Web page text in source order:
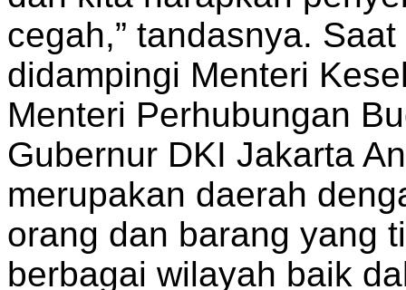
cegah,” tandasnya.
didampingi Menteri
Menteri Perhubungan
Gubernur DKI Jakarta
merupakan daerah
orang dan barang yang
berbagai wilayah baik